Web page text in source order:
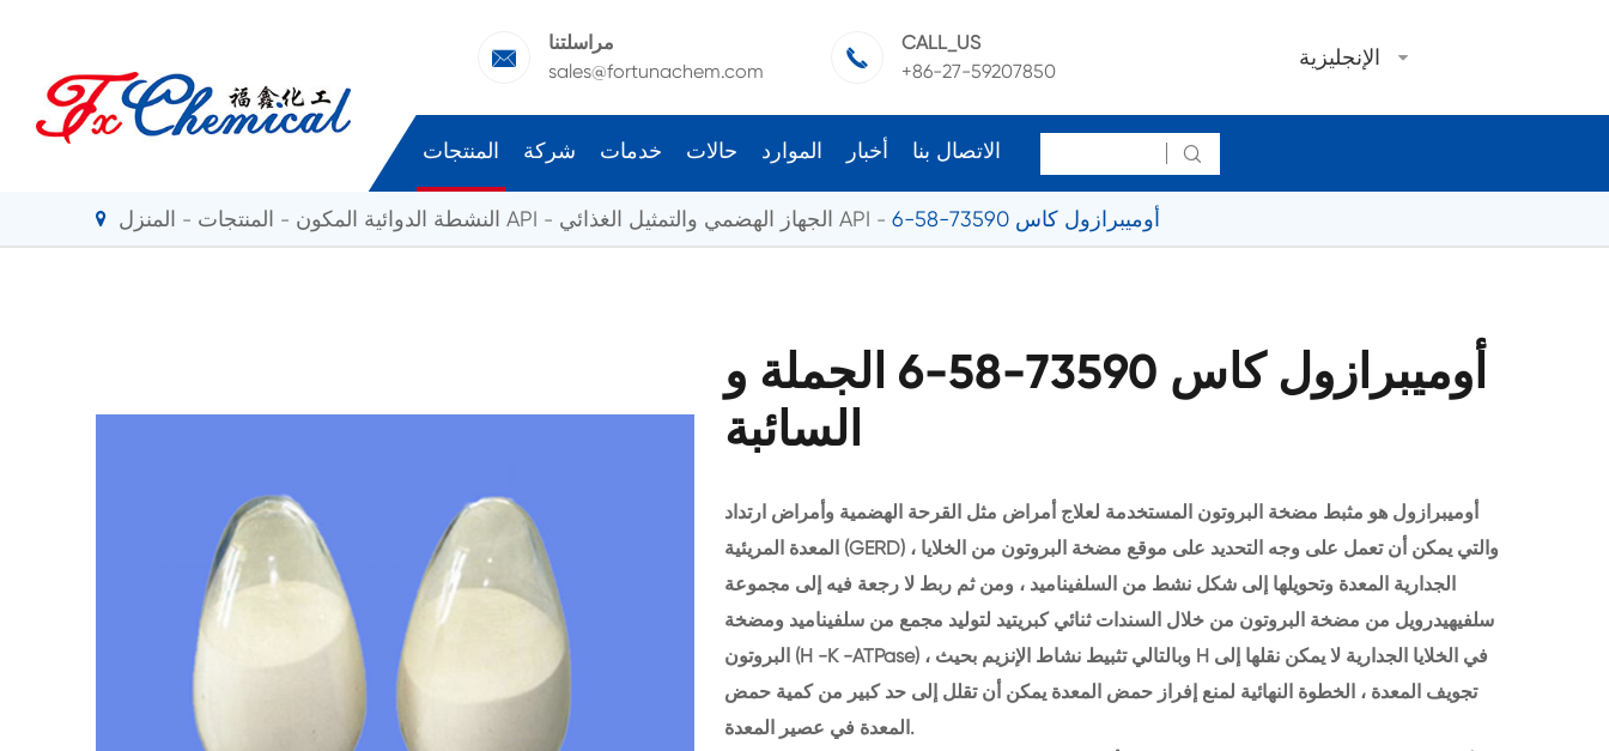

مراسلتنا
sales@fortunachem.com

CALL_US
+86-27-59207850
الإنجليزية
المنتجات شركة خدمات حالات الموارد أخبار الاتصال بنا 
المنزل المنتجات النشطة الدوائية المكون API الجهاز الهضمي والتمثيل الغذائي API أوميبرازول كاس 73590-58-6
أوميبرازول كاس 73590-58-6 الجملة و
السائبة
أوميبرازول هو مثبط مضخة البروتون المستخدمة لعلاج أمراض مثل القرحة الهضمية وأمراض ارتداد
المعدة المريئية (GERD) ، والتي يمكن أن تعمل على وجه التحديد على موقع مضخة البروتون من الخلايا
الجدارية المعدة وتحويلها إلى شكل نشط من السلفيناميد ، ومن ثم ربط لا رجعة فيه إلى مجموعة
سلفيهيدرويل من مضخة البروتون من خلال السندات ثنائي كبريتيد لتوليد مجمع من سلفيناميد ومضخة
البروتون (H -K -ATPase) ، وبالتالي تثبيط نشاط الإنزيم بحيث H في الخلايا الجدارية لا يمكن نقلها إلى
تجويف المعدة ، الخطوة النهائية لمنع إفراز حمض المعدة يمكن أن تقلل إلى حد كبير من كمية حمض
المعدة في عصير المعدة.